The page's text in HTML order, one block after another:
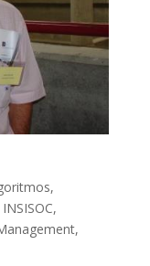
,
INSISOC,
,